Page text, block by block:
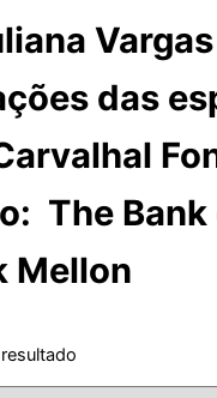
Vargas
das
The Bank
Mellon